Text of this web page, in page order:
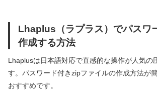
Lhaplus（ラプラス）でパスワ
作成する方法
Lhaplusは日本語対応で直感的な操作が人気の
す。パスワード付きzipファイルの作成方法が
おすすめです。